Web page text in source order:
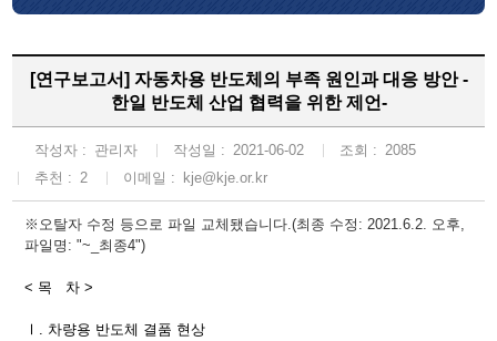
[연구보고서] 자동차용 반도체의 부족 원인과 대응 방안 -
한일 반도체 산업 협력을 위한 제언-
작성자 : 관리자 작성일 : 2021-06-02 조회 : 2085
추천 : 2 이메일 : kje@kje.or.kr
※오탈자 수정 등으로 파일 교체됐습니다.(최종 수정: 2021.6.2. 오후,
파일명: "~_최종4")
< 목 차 >
Ⅰ. 차량용 반도체 결품 현상